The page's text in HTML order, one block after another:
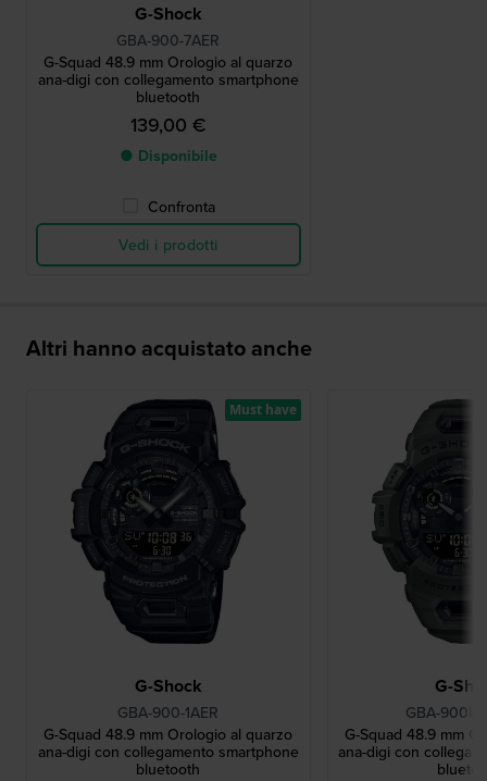
G-Shock
GBA-900-7AER
G-Squad 48.9 mm Orologio al quarzo
ana-digi con collegamento smartphone
bluetooth
139,00 €
● Disponibile
Confronta
Vedi i prodotti
Altri hanno acquistato anche
G-Shock
GBA-900-1AER
G-Squad 48.9 mm Orologio al quarzo
ana-digi con collegamento smartphone
bluetooth
Must have
G-
GBA-
G-Squad 48.9 mm
ana-digi con